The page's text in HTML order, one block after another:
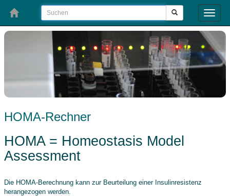
Toggle
HOMA-Rechner
HOMA = Homeostasis Model
Assessment
Die HOMA-Berechnung kann zur Beurteilung einer Insulinresistenz
herangezogen werden.